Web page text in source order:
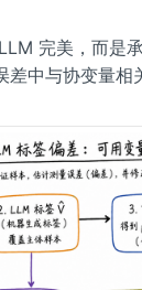
完美，而是
差中与协变量相